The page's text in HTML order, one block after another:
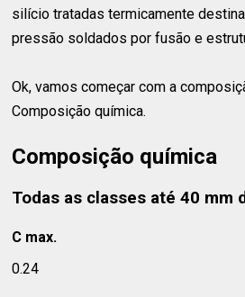
silício tratadas termicamente
pressão soldados por fusão e
Ok, vamos começar com a
Composição química.
Composição química
Todas as classes até 40 mm
C max.
0.24